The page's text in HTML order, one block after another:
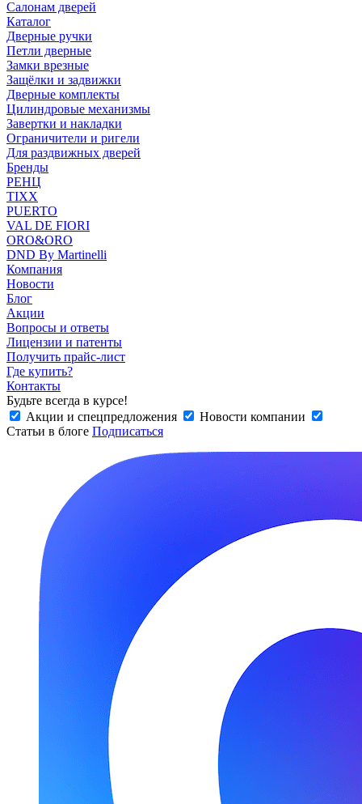
Салонам дверей
Каталог
Дверные ручки
Петли дверные
Замки врезные
Защёлки и задвижки
Дверные комплекты
Цилиндровые механизмы
Завертки и накладки
Ограничители и ригели
Для раздвижных дверей
Бренды
РЕНЦ
TIXX
PUERTO
VAL DE FIORI
ORO&ORO
DND By Martinelli
Компания
Новости
Блог
Акции
Вопросы и ответы
Лицензии и патенты
Получить прайс-лист
Где купить?
Контакты
Будьте всегда в курсе!
Акции и спецпредложения
Новости компании
Статьи в блоге Подписаться